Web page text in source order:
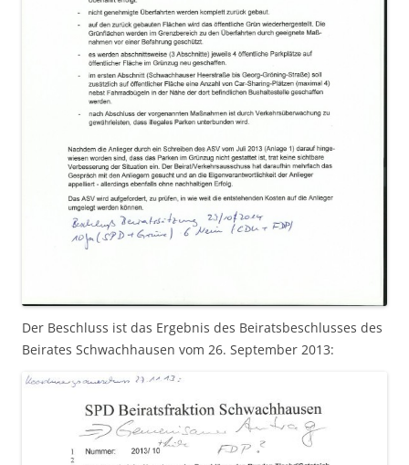
Der Beschluss ist das Ergebnis des Beiratsbeschlusses des
Beirates Schwachhausen vom 26. September 2013: